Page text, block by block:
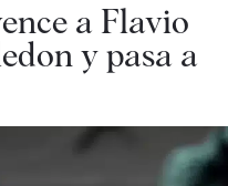
a Flavio
y pasa a